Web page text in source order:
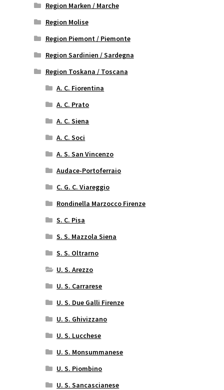
Region Marken / Marche
Region Molise
Region Piemont / Piemonte
Region Sardinien / Sardegna
Region Toskana / Toscana
A. C. Fiorentina
A. C. Prato
A. C. Siena
A. C. Soci
A. S. San Vincenzo
Audace-Portoferraio
C. G. C. Viareggio
Rondinella Marzocco Firenze
S. C. Pisa
S. S. Mazzola Siena
S. S. Oltrarno
U. S. Arezzo
U. S. Carrarese
U. S. Due Galli Firenze
U. S. Ghivizzano
U. S. Lucchese
U. S. Monsummanese
U. S. Piombino
U. S. Sancascianese